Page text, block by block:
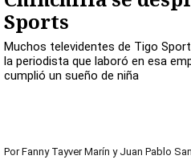
Sports
Muchos televidentes de Tigo
la periodista que laboró en esa
cumplió un sueño de niña
Por Fanny Tayver Marín y Juan Pablo